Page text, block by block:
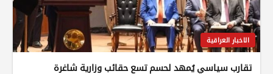
الاخبار العراقية
تقارب سياسي يُمهد لحسم تسع حقائب وزارية شاغرة